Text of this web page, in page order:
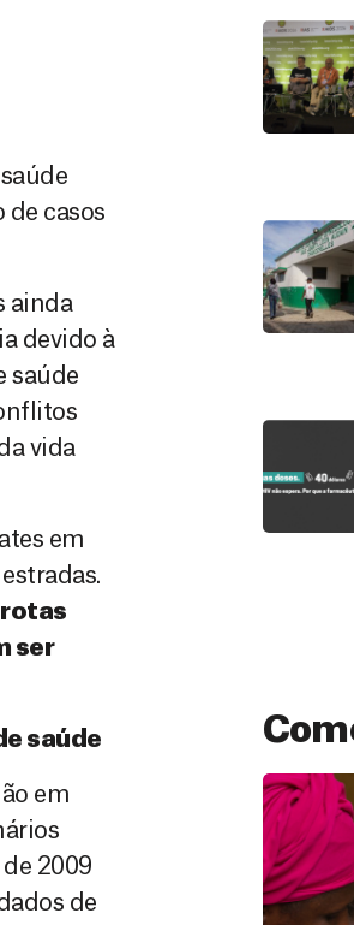
casos
ainda
devido à
saúde
vida
em
rotas
ser
saúde
em
2009
de